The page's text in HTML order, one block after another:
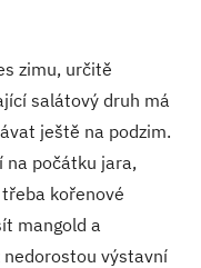
zimu, určitě
salátový druh má
ještě na podzim.
na počátku jara,
kořenové
mangold a
nedorostou výstavní